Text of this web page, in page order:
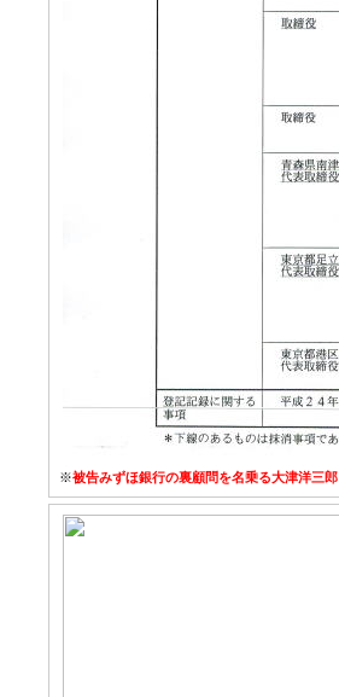
※被告みずほ銀行の裏顧問を名乗る大津洋三郎